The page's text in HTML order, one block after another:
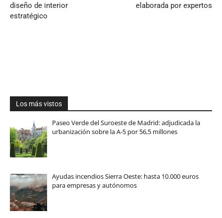
diseño de interior
estratégico
elaborada por expertos
Los más vistos
Paseo Verde del Suroeste de Madrid: adjudicada la
urbanización sobre la A-5 por 56,5 millones
Ayudas incendios Sierra Oeste: hasta 10.000 euros
para empresas y autónomos